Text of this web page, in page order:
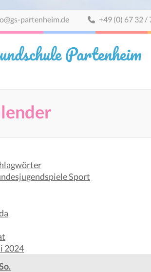
partenheim.de +49 (0) 67 32 /
Partenheim
Sport
2024